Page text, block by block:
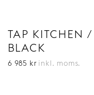
TAP KITCHEN
BLACK
6 985 kr inkl. moms.